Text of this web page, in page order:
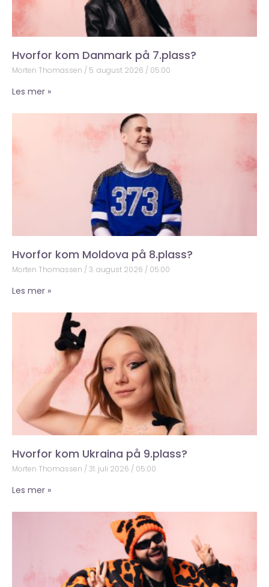
Hvorfor kom Danmark på 7.plass?
Morten Thomassen 5. august 2026 05:00
Les mer »
Hvorfor kom Moldova på 8.plass?
Morten Thomassen 3. august 2026 05:00
Les mer »
Hvorfor kom Ukraina på 9.plass?
Morten Thomassen 31. juli 2026 05:00
Les mer »